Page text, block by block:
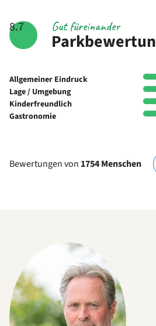
8.7 Gut füreinander
Allgemeiner Eindruck
Lage / Umgebung
Kinderfreundlich
Gastronomie
Bewertungen von 1754 Menschen